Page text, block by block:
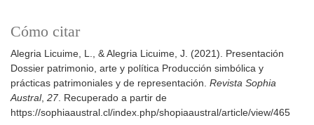
Cómo citar
Alegria Licuime, L., & Alegria Licuime, J. (2021). Presentación
Dossier patrimonio, arte y política Producción simbólica y
prácticas patrimoniales y de representación. Revista Sophia
Austral, 27. Recuperado a partir de
https://sophiaaustral.cl/index.php/shopiaaustral/article/view/465